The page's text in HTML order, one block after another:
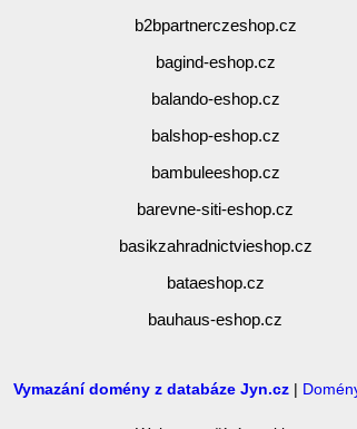
b2bpartnerczeshop.cz
bagind-eshop.cz
balando-eshop.cz
balshop-eshop.cz
bambuleeshop.cz
barevne-siti-eshop.cz
basikzahradnictvieshop.cz
bataeshop.cz
bauhaus-eshop.cz
Vymazání domény z databáze Jyn.cz|